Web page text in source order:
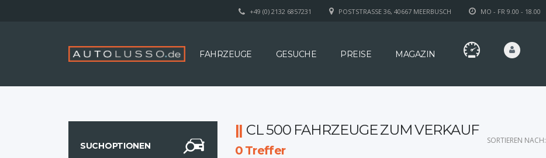
MO - FR 9.00 - 18.00
POSTSTRASSE 36, 40667 MEERBUSCH
+49 (0) 2132 6857231
FAHRZEUGE GESUCHE PREISE MAGAZIN
SUCHOPTIONEN
CL 500 FAHRZEUGE ZUM VERKAUF
0Treffer
SORTIEREN NACH: